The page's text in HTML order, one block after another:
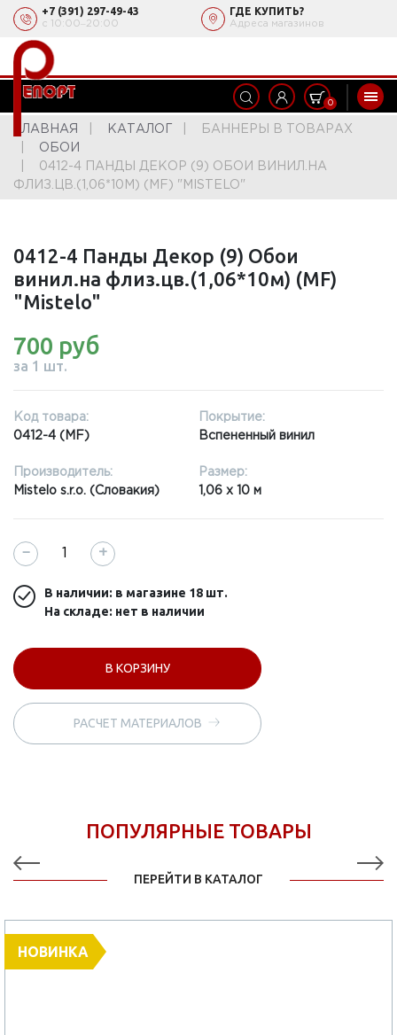
+7 (391) 297-49-43
с 10:00‒20:00
ГДЕ КУПИТЬ?
Адреса магазинов
0
ГЛАВНАЯ КАТАЛОГ
БАННЕРЫ В ТОВАРАХ
ОБОИ
0412-4 ПАНДЫ ДЕКОР (9) ОБОИ ВИНИЛ.НА
ФЛИЗ.ЦВ.(1,06*10М) (MF) "MISTELO"
0412-4 Панды Декор (9) Обои
винил.на флиз.цв.(1,06*10м) (MF)
"Mistelo"
700 руб
за 1 шт.
Код товара:
0412-4 (MF)
Покрытие:
Вспененный винил
Производитель:
Mistelo s.r.o. (Словакия)
Размер:
1,06 x 10 м
− +
В наличии: в магазине 18 шт.
На складе: нет в наличии
В КОРЗИНУ
РАСЧЕТ МАТЕРИАЛОВ
ПОПУЛЯРНЫЕ ТОВАРЫ
ПЕРЕЙТИ В КАТАЛОГ
НОВИНКА